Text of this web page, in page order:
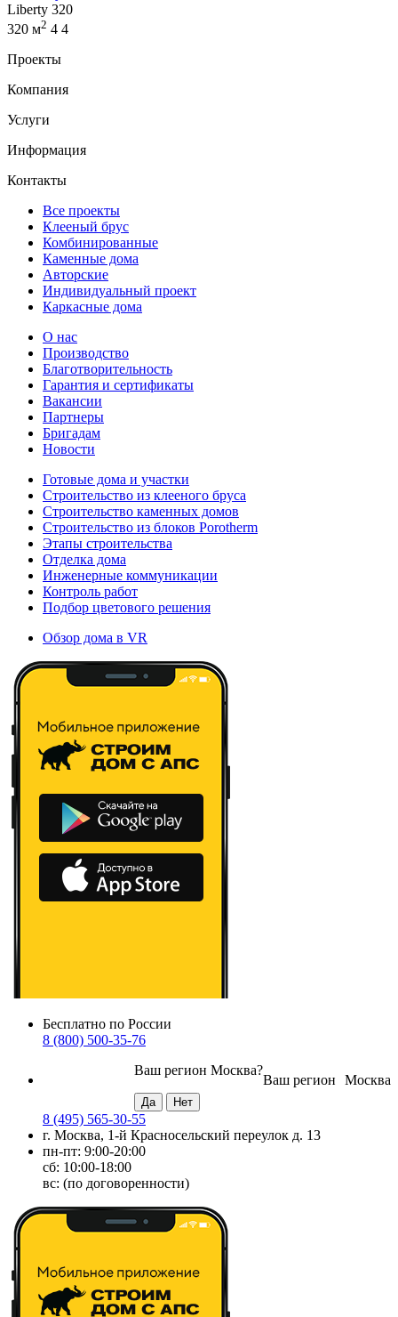
Liberty 320
320 м2 4 4
Проекты
Компания
Услуги
Информация
Контакты
Все проекты
Клееный брус
Комбинированные
Каменные дома
Авторские
Индивидуальный проект
Каркасные дома
О нас
Производство
Благотворительность
Гарантия и сертификаты
Вакансии
Партнеры
Бригадам
Новости
Готовые дома и участки
Строительство из клееного бруса
Строительство каменных домов
Строительство из блоков Porotherm
Этапы строительства
Отделка дома
Инженерные коммуникации
Контроль работ
Подбор цветового решения
Обзор дома в VR
Бесплатно по России
8 (800) 500-35-76
Москва
Ваш регион
Ваш регион Москва?
8 (495) 565-30-55
г. Москва, 1-й Красносельский переулок д. 13
пн-пт: 9:00-20:00
сб: 10:00-18:00
вс: (по договоренности)